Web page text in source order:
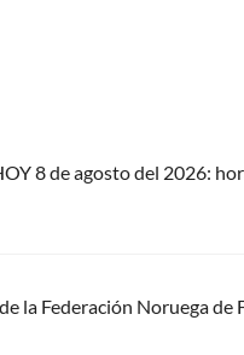
8 de agosto del 2026:
la Federación Noruega